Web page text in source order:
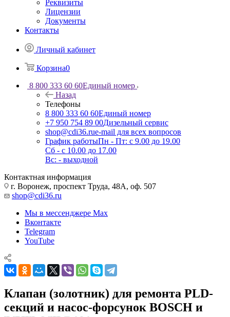
Реквизиты
Лицензии
Документы
Контакты
Личный кабинет
Корзина0
8 800 333 60 60Единый номер
Назад
Телефоны
8 800 333 60 60Единый номер
+7 950 754 89 00Дизельный сервис
shop@cdi36.rue-mail для всех вопросов
График работыПн - Пт: с 9.00 до 19.00
Сб - с 10.00 до 17.00
Вс: - выходной
Контактная информация
г. Воронеж, проспект Труда, 48А, оф. 507
shop@cdi36.ru
Мы в мессенджере Max
Вконтакте
Telegram
YouTube
Клапан (золотник) для ремонта PLD-
секций и насос-форсунок BOSCH и